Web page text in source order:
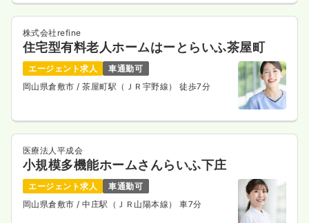
株式会社refine
住宅型有料老人ホームはーとらいふ茶屋町
エージェント求人
車通勤可
岡山県倉敷市 / 茶屋町駅（ＪＲ宇野線） 徒歩7分
医療法人平成会
小規模多機能ホームさんらいふ下庄
エージェント求人
車通勤可
岡山県倉敷市 / 中庄駅（ＪＲ山陽本線） 車7分